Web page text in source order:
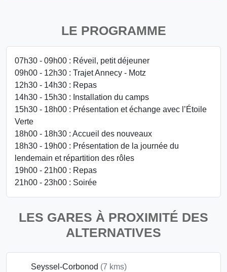
LE PROGRAMME
07h30 - 09h00 : Réveil, petit déjeuner
09h00 - 12h30 : Trajet Annecy - Motz
12h30 - 14h30 : Repas
14h30 - 15h30 : Installation du camps
15h30 - 18h00 : Présentation et échange avec l’Étoile
Verte
18h00 - 18h30 : Accueil des nouveaux
18h30 - 19h00 : Présentation de la journée du
lendemain et répartition des rôles
19h00 - 21h00 : Repas
21h00 - 23h00 : Soirée
LES GARES À PROXIMITÉ DES
ALTERNATIVES
Seyssel-Corbonod (7 kms)